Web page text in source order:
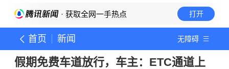
· 获取全网一手热点 打开
首页 新闻 无障碍
假期免费车道放行，车主：ETC通道上